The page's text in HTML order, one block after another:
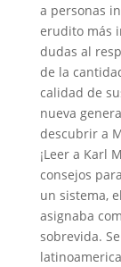
a personas
erudito más
dudas al
de la
calidad de
nueva
descubrir a
¡Leer a Karl
consejos
un sistema,
asignaba
sobrevida.